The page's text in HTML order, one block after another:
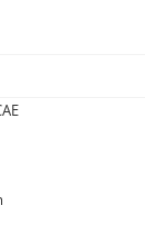
Evangélico de
Dominical de